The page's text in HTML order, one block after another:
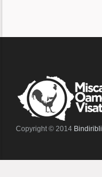
Copyright © 2014 Bindiribli